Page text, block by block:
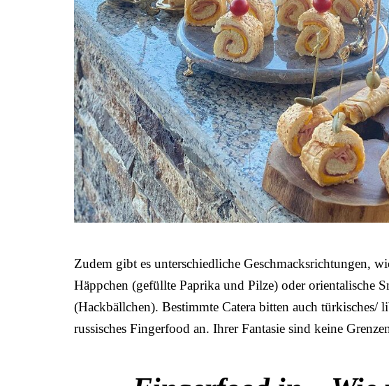
Zudem gibt es unterschiedliche Geschmacksrichtungen,
Häppchen (gefüllte Paprika und Pilze) oder orientalische
(Hackbällchen). Bestimmte Catera bitten auch türkisches/
russisches Fingerfood an. Ihrer Fantasie sind keine